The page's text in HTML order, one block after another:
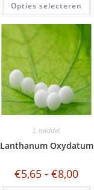
Opties selecteren
L middel
Lanthanum Oxydatum
€5,65 - €8,00